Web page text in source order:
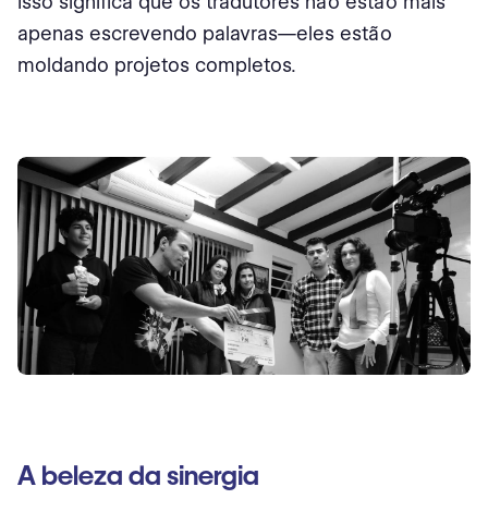
apenas escrevendo palavras—eles estão
moldando projetos completos.
A beleza da sinergia